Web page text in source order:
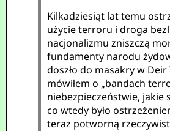
Kilkadziesiąt lat temu
użycie terroru i droga
nacjonalizmu zniszczą
fundamenty narodu
doszło do masakry w Deir
mówiłem o „bandach
niebezpieczeństwie, jakie
co wtedy było
teraz potworną